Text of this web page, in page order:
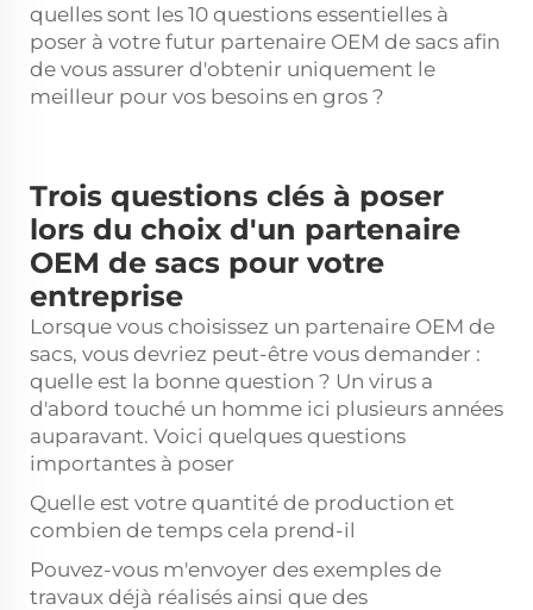
quelles sont les 10 questions essentielles à
poser à votre futur partenaire OEM de sacs afin
de vous assurer d'obtenir uniquement le
meilleur pour vos besoins en gros ?
Trois questions clés à poser
lors du choix d'un partenaire
OEM de sacs pour votre
entreprise
Lorsque vous choisissez un partenaire OEM de
sacs, vous devriez peut-être vous demander :
quelle est la bonne question ? Un virus a
d'abord touché un homme ici plusieurs années
auparavant. Voici quelques questions
importantes à poser
Quelle est votre quantité de production et
combien de temps cela prend-il
Pouvez-vous m'envoyer des exemples de
travaux déjà réalisés ainsi que des